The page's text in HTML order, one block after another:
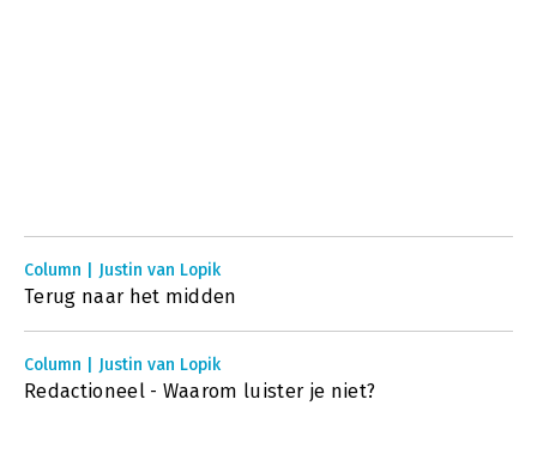
Column | Justin van Lopik
Terug naar het midden
Column | Justin van Lopik
Redactioneel - Waarom luister je niet?